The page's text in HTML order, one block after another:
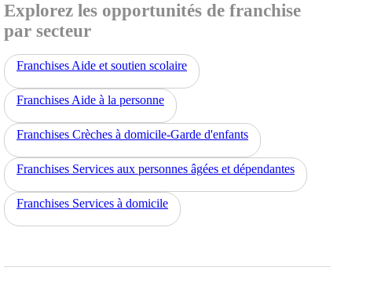
Explorez les opportunités de franchise
par secteur
Franchises Aide et soutien scolaire
Franchises Aide à la personne
Franchises Crèches à domicile-Garde d'enfants
Franchises Services aux personnes âgées et dépendantes
Franchises Services à domicile